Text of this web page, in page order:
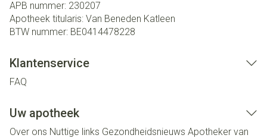
APB nummer: 230207
Apotheek titularis: Van Beneden Katleen
BTW nummer: BE0414478228
Klantenservice
FAQ
Uw apotheek
Over ons Nuttige links Gezondheidsnieuws Apotheker van